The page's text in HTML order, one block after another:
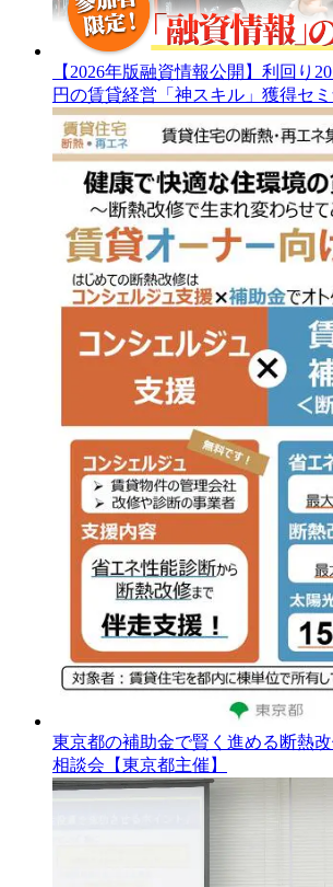
【2026年版融資情報公開】利回り
円の賃貸経営「神スキル」獲得セ
東京都の補助金で賢く進める断熱
相談会【東京都主催】